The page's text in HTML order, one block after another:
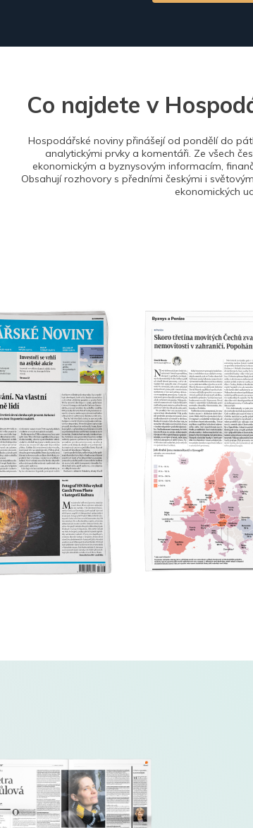
Co najdete v
Hospodářské noviny přinášejí od pondělí do
analytickými prvky a komentáři. Ze všech
ekonomickým a byznysovým informacím,
Obsahují rozhovory s předními českými i
ekonomických